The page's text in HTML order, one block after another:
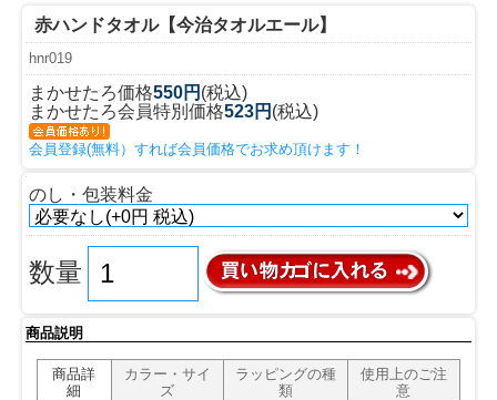
赤ハンドタオル【今治タオルエール】
hnr019
まかせたろ価格550円 (税込)
まかせたろ会員特別価格523円 (税込)
会員登録(無料）すれば会員価格でお求め頂けます！
のし・包装料金
数量
商品説明
商品詳
細
カラー・サイ
ズ
ラッピングの種
類
使用上のご注
意